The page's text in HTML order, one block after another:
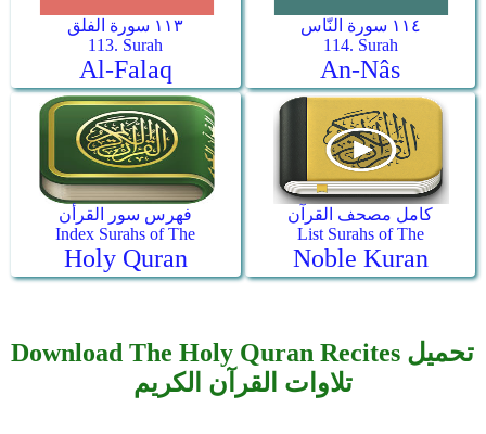
١١٣ سورة الفلق
113. Surah
Al-Falaq
١١٤ سورة النّاس
114. Surah
An-Nâs
فهرس سور القرأن
Index Surahs of The
Holy Quran
كامل مصحف القرآن
List Surahs of The
Noble Kuran
Download The Holy Quran Recites تحميل
تلاوات القرآن الكريم